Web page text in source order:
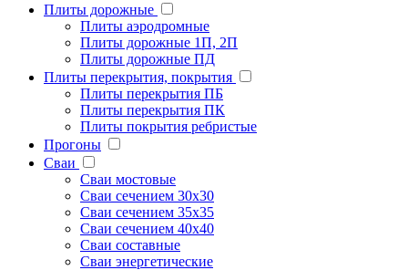
Плиты дорожные
Плиты аэродромные
Плиты дорожные 1П, 2П
Плиты дорожные ПД
Плиты перекрытия, покрытия
Плиты перекрытия ПБ
Плиты перекрытия ПК
Плиты покрытия ребристые
Прогоны
Сваи
Сваи мостовые
Сваи сечением 30х30
Сваи сечением 35х35
Сваи сечением 40х40
Сваи составные
Сваи энергетические